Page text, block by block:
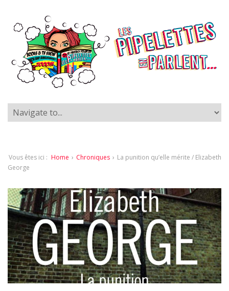
Vous êtes ici : Home › Chroniques › La punition qu’elle mérite / Elizabeth
George